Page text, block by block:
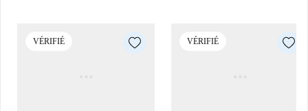
VÉRIFIÉ VÉRIFIÉ